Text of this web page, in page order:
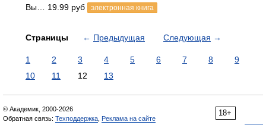
Вы… 19.99 руб
электронная книга
Страницы ← Предыдущая Следующая →
1 2 3 4 5 6 7 8
9
10
11 12 13
18+
© Академик, 2000-2026
Обратная связь: Техподдержка Реклама на сайте